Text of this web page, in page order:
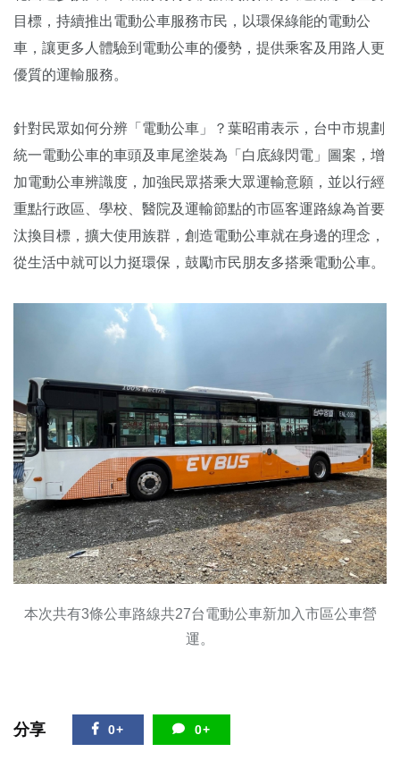
目標，持續推出電動公車服務市民，以環保綠能的電動公
車，讓更多人體驗到電動公車的優勢，提供乘客及用路人更
優質的運輸服務。
針對民眾如何分辨「電動公車」？葉昭甫表示，台中市規劃
統一電動公車的車頭及車尾塗裝為「白底綠閃電」圖案，增
加電動公車辨識度，加強民眾搭乘大眾運輸意願，並以行經
重點行政區、學校、醫院及運輸節點的市區客運路線為首要
汰換目標，擴大使用族群，創造電動公車就在身邊的理念，
從生活中就可以力挺環保，鼓勵市民朋友多搭乘電動公車。
本次共有3條公車路線共27台電動公車新加入市區公車營
運。
分享 0+ 0+